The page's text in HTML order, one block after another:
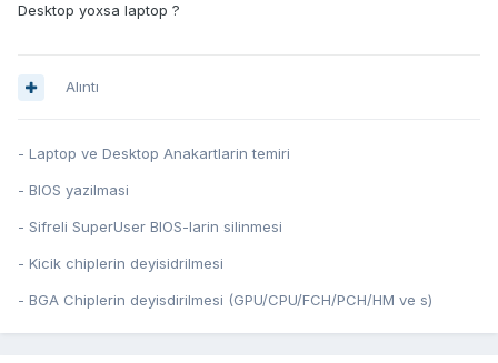
Desktop yoxsa laptop ?
Alıntı
- Laptop ve Desktop Anakartlarin temiri
- BIOS yazilmasi
- Sifreli SuperUser BIOS-larin silinmesi
- Kicik chiplerin deyisidrilmesi
- BGA Chiplerin deyisdirilmesi (GPU/CPU/FCH/PCH/HM ve s)